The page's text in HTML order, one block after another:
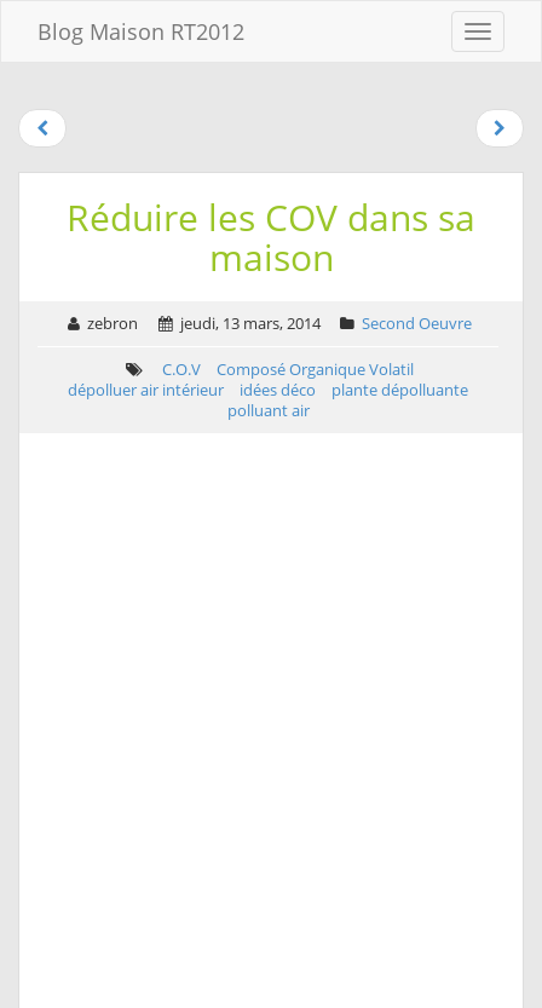
Menu
Blog Maison RT2012
contenu
menu
Aller à la
Réduire les COV dans sa
maison
zebron jeudi, 13 mars, 2014 Second Oeuvre
C.O.V
Composé Organique Volatil
dépolluer air intérieur
idées déco
plante dépolluante
polluant air